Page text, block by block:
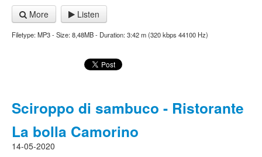
More
Listen
Filetype: MP3 - Size: 8,48MB - Duration: 3:42 m (320 kbps 44100 Hz)
Sciroppo di sambuco - Ristorante
La bolla Camorino
14-05-2020